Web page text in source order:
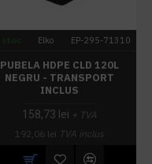
Elko EP-295-71310
PUBELA HDPE CLD 120L
NEGRU - TRANSPORT
INCLUS
158,73 lei + TVA
192,06 lei TVA inclus